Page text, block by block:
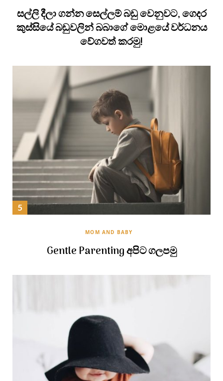
සල්ලි දීලා ගන්න සෙල්ලම් බඩු වෙනුවට, ගෙදර
කුස්සියේ බඩුවලින් බබාගේ මොළයේ වර්ධනය
වේගවත් කරමු!
MOM AND BABY
Gentle Parenting අපිට ගලපමු